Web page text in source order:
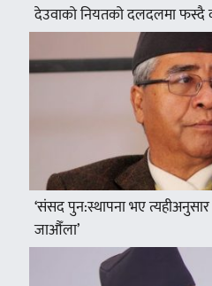
देउवाको नियतको दलदलमा फस्दै
‘संसद पुन:स्थापना भए
जाऔँला’